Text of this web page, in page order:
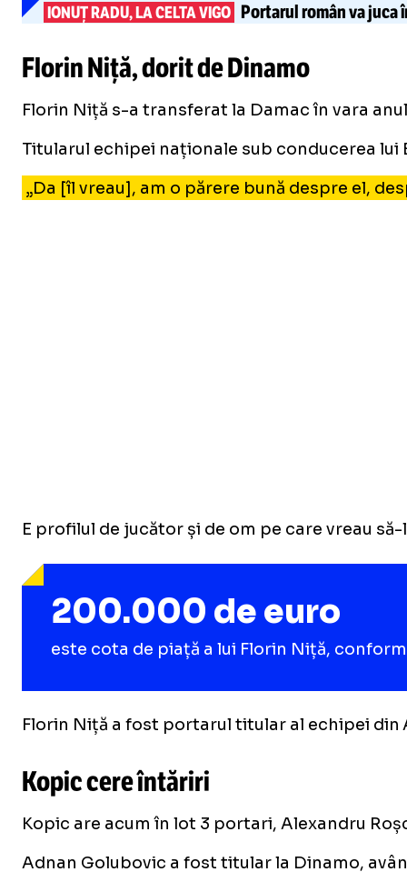
IONUȚ RADU, LA CELTA VIGO Portarul românva juca
Florin Niță, dorit de Dinamo
Florin Niță s-a transferat la Damac în vara
Titularul echipei naționale sub conducerea
„Da [îl vreau], am o părere bună despre el,
E profilul de jucător și de om pe care vreau
200.000 de euro
este cota de piață a lui Florin Niță,
Florin Niță a fost portarul titular al echipei din
Kopic cere întăriri
Kopic are acum în lot 3 portari, Alexandru
Adnan Golubovic a fost titular la Dinamo,